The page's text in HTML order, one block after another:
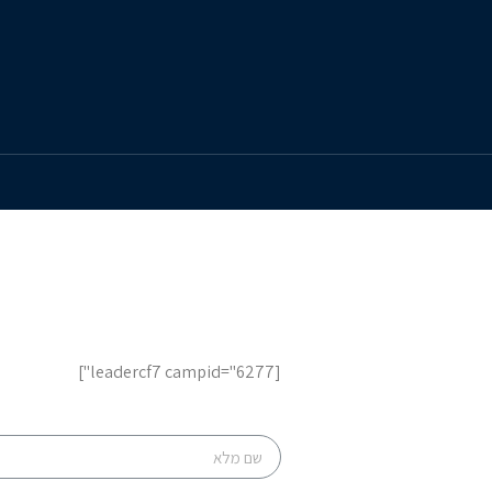
[leadercf7 campid="6277"]